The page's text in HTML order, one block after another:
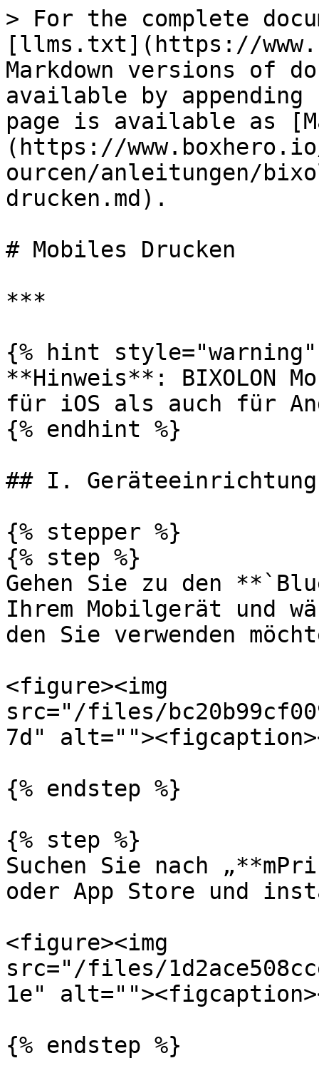
> For the complete
[llms.txt](https://
Markdown versions of
available by
page is available as
(https://
ourcen/anleitungen/
drucken.md).
# Mobiles Drucken
***
{% hint style="warning"
**Hinweis**: BIXOLON
für iOS als auch für
{% endhint %}
## I. Geräteeinrichtung
{% stepper %}
{% step %}
Gehen Sie zu den
Ihrem Mobilgerät und
den Sie verwenden
<figure><img
src="/files/
7d"
{% endstep %}
{% step %}
Suchen Sie nach
oder App Store und
<figure><img
src="/files/
1e"
{% endstep %}